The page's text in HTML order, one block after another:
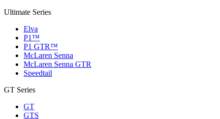
Ultimate Series
Elva
P1™
P1 GTR™
McLaren Senna
McLaren Senna GTR
Speedtail
GT Series
GT
GTS